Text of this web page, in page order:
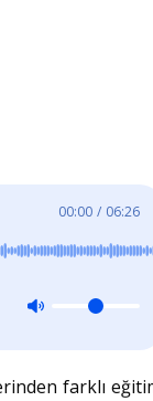
00:00 / 06:26
farklı